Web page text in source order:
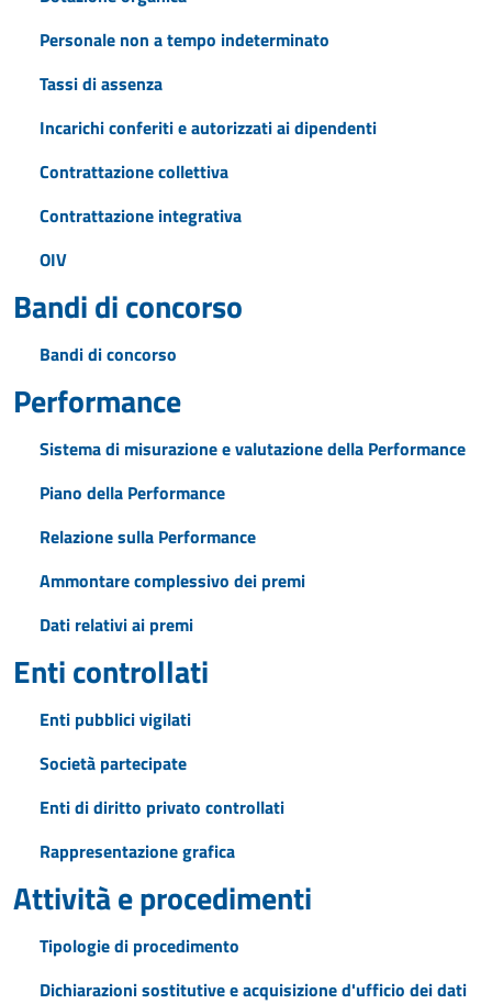
Personale non a tempo indeterminato
Tassi di assenza
Incarichi conferiti e autorizzati ai dipendenti
Contrattazione collettiva
Contrattazione integrativa
OIV
Bandi di concorso
Bandi di concorso
Performance
Sistema di misurazione e valutazione della Performance
Piano della Performance
Relazione sulla Performance
Ammontare complessivo dei premi
Dati relativi ai premi
Enti controllati
Enti pubblici vigilati
Società partecipate
Enti di diritto privato controllati
Rappresentazione grafica
Attività e procedimenti
Tipologie di procedimento
Dichiarazioni sostitutive e acquisizione d'ufficio dei dati